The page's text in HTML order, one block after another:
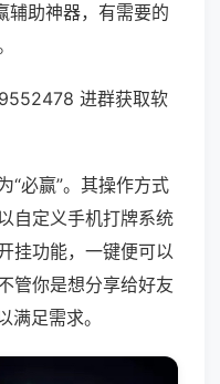
辅助神器，有需要的
进群获取软
“必赢”。其操作方式
自定义手机打牌系统
挂功能，一键便可以
管你是想分享给好友
满足需求。